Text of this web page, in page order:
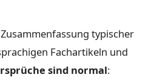
typischer
Fachartikeln und
sind normal: